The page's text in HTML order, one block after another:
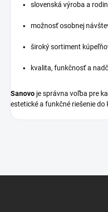
slovenská výroba a
možnosť osobnej
široký sortiment
kvalita, funkčnosť a
Sanovo je správna voľba pre
estetické a funkčné riešenie